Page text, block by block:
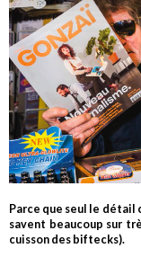
Parce que seul le détail
savent beaucoup sur
cuisson des biftecks).